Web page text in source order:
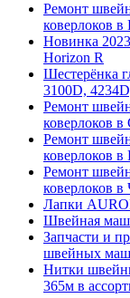
Ремонт
коверлоков
Новинка
Horizon R
Шестерёнка
3100D,
Ремонт
коверлоков в
Ремонт
коверлоков
Ремонт
коверлоков в
Лапки
Швейная
Запчасти и
швейных
Нитки
365м в